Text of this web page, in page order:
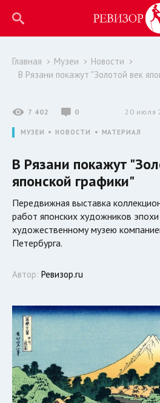
Главная Музеи
Новости
В Рязани покажут "Золотой век
7 402 0 20 июля
МУЗЕИ НОВОСТИ МАТЕРИАЛ
В Рязани покажут
японской графики"
Передвижная выставка
работ японских художников
художественному музею
Петербурга.
Автор: Ревизор.ru